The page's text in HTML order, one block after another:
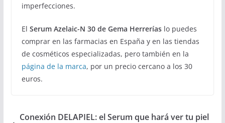
imperfecciones.
El Serum Azelaic-N 30 de Gema Herreríaslo puedes
comprar en las farmacias en España y en las tiendas
de cosméticos especializadas, pero también en la
página de la marca, por un precio cercano a los 30
euros.
Conexión DELAPIEL: el Serum que hará ver tu piel